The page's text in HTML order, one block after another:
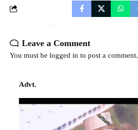
Leave a Comment
You must be logged in to post a comment.
Advt.
Video